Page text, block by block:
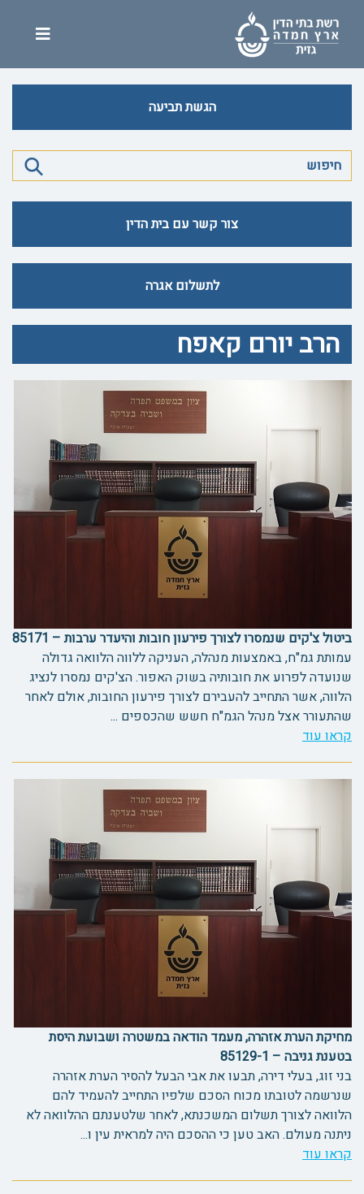
הגשת תביעה
צור קשר עם בית הדין
לתשלום אגרה
הרב יורם קאפח
ביטול צ'קים שנמסרו לצורך פירעון חובות והיעדר ערבות – 85171
עמותת גמ"ח, באמצעות מנהלה, העניקה ללווה הלוואה גדולה
שנועדה לפרוע את חובותיה בשוק האפור. הצ'קים נמסרו לנציג
הלווה, אשר התחייב להעבירם לצורך פירעון החובות, אולם לאחר
שהתעורר אצל מנהל הגמ"ח חשש שהכספים ...
קראו עוד
מחיקת הערת אזהרה, מעמד הודאה במשטרה ושבועת היסת
בטענת גניבה – 85129-1
בני זוג, בעלי דירה, תבעו את אבי הבעל להסיר הערת אזהרה
שנרשמה לטובתו מכוח הסכם שלפיו התחייב להעמיד להם
הלוואה לצורך תשלום המשכנתא, לאחר שלטענתם ההלוואה לא
ניתנה מעולם. האב טען כי ההסכם היה למראית עין ו...
קראו עוד